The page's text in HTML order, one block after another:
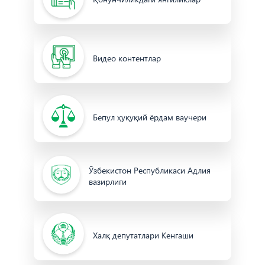
Видео контентлар
Бепул ҳуқуқий ёрдам ваучери
Ўзбекистон Республикаси Адлия
вазирлиги
Халқ депутатлари Кенгаши